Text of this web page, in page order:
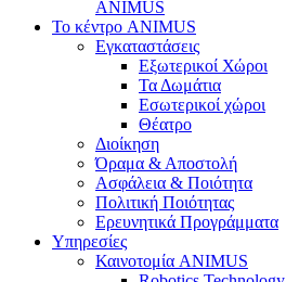
ANIMUS
Το κέντρο ANIMUS
Εγκαταστάσεις
Εξωτερικοί Χώροι
Τα Δωμάτια
Εσωτερικοί χώροι
Θέατρο
Διοίκηση
Όραμα & Αποστολή
Ασφάλεια & Ποιότητα
Πολιτική Ποιότητας
Ερευνητικά Προγράμματα
Υπηρεσίες
Καινοτομία ANIMUS